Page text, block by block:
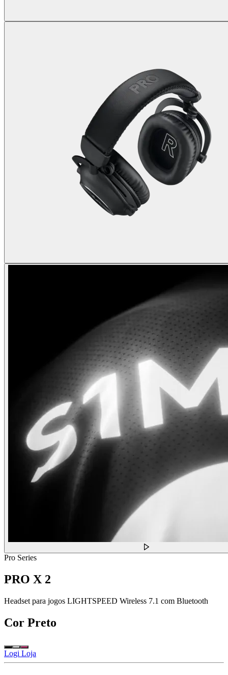
Pro Series
PRO X 2
Headset para jogos LIGHTSPEED Wireless 7.1 com Bluetooth
Cor Preto
Logi Loja